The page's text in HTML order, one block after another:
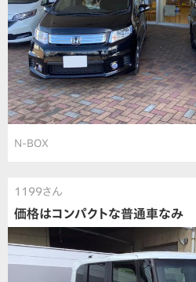
N-BOX
1199さん
価格はコンパクトな普通車なみ